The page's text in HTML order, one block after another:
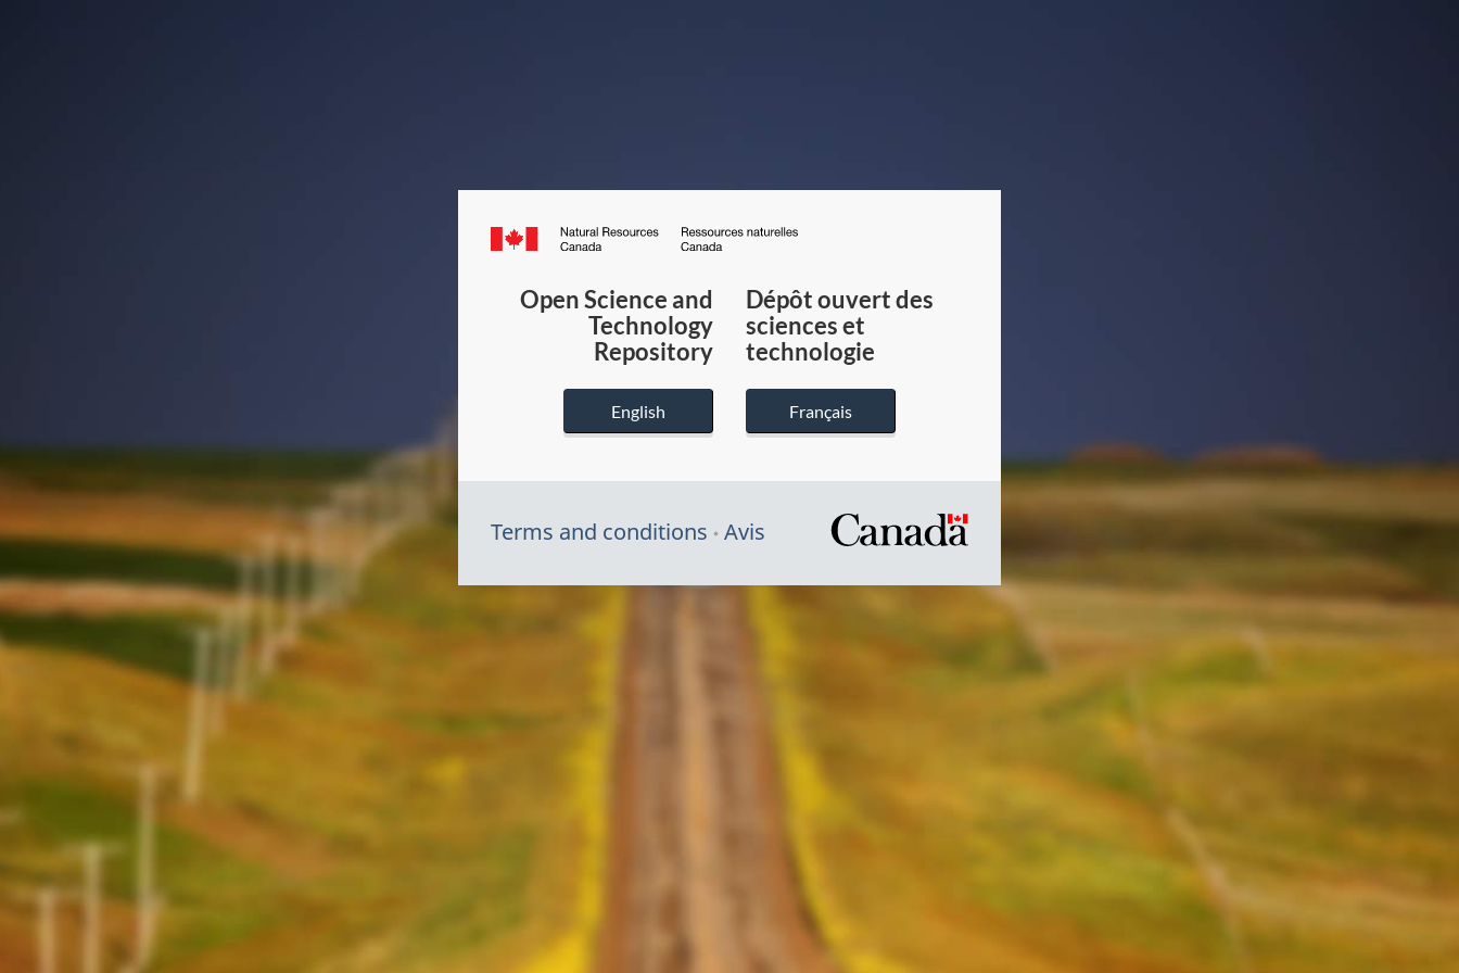
Canada.ca
du
Canada
Open Science and
Technology
Repository
English
Dépôt ouvert des
sciences et
technologie
Français
Terms and conditions Avis
/
Symbole
du
gouvernement
du